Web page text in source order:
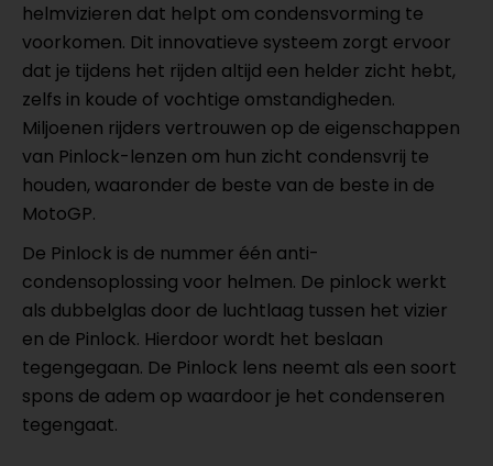
helmvizieren dat helpt om condensvorming te
voorkomen. Dit innovatieve systeem zorgt ervoor
dat je tijdens het rijden altijd een helder zicht hebt,
zelfs in koude of vochtige omstandigheden.
Miljoenen rijders vertrouwen op de eigenschappen
van Pinlock-lenzen om hun zicht condensvrij te
houden, waaronder de beste van de beste in de
MotoGP.
De Pinlock is de nummer één anti-
condensoplossing voor helmen. De pinlock werkt
als dubbelglas door de luchtlaag tussen het vizier
en de Pinlock. Hierdoor wordt het beslaan
tegengegaan. De Pinlock lens neemt als een soort
spons de adem op waardoor je het condenseren
tegengaat.